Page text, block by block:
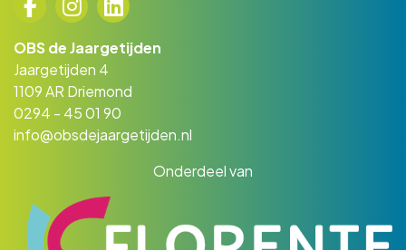
OBS de Jaargetijden
Jaargetijden 4
1109 AR Driemond
0294 - 45 01 90
info@obsdejaargetijden.nl
Onderdeel van